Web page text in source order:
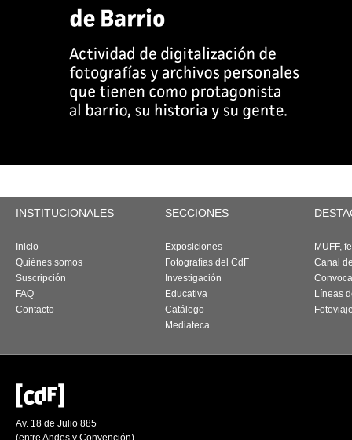
INSTITUCIONALES SECCIONES
Inicio
Quiénes somos
Suscripción
FAQ
Contacto
Exposiciones
Fotografías del CdF
Investigación
Educativa
Catálogo
Mediateca
MUFF,
Canal
Líneas
Av. 18 de Julio 885
(entre Andes y Convención)